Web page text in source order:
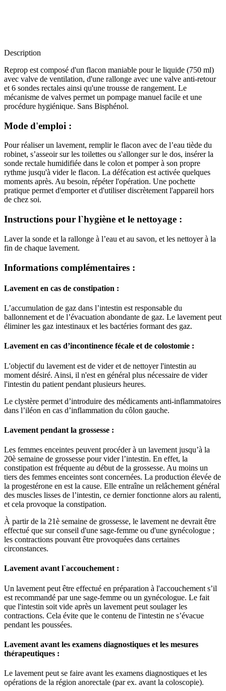
Description
Reprop est composé d'un flacon maniable pour le liquide (750 ml)
avec valve de ventilation, d'une rallonge avec une valve anti-retour
et 6 sondes rectales ainsi qu'une trousse de rangement. Le
mécanisme de valves permet un pompage manuel facile et une
procédure hygiénique. Sans Bisphénol.
Mode d'emploi :
Pour réaliser un lavement, remplir le flacon avec de l’eau tiède du
robinet, s’asseoir sur les toilettes ou s'allonger sur le dos, insérer la
sonde rectale humidifiée dans le colon et pomper à son propre
rythme jusqu'à vider le flacon. La défécation est activée quelques
moments après. Au besoin, répéter l'opération. Une pochette
pratique permet d'emporter et d'utiliser discrètement l'appareil hors
de chez soi.
Instructions pour l`hygiène et le nettoyage :
Laver la sonde et la rallonge à l’eau et au savon, et les nettoyer à la
fin de chaque lavement.
Informations complémentaires :
Lavement en cas de constipation :
L’accumulation de gaz dans l’intestin est responsable du
ballonnement et de l’évacuation abondante de gaz. Le lavement peut
éliminer les gaz intestinaux et les bactéries formant des gaz.
Lavement en cas d’incontinence fécale et de colostomie :
L'objectif du lavement est de vider et de nettoyer l'intestin au
moment désiré. Ainsi, il n'est en général plus nécessaire de vider
l'intestin du patient pendant plusieurs heures.
Le clystère permet d’introduire des médicaments anti-inflammatoires
dans l’iléon en cas d’inflammation du côlon gauche.
Lavement pendant la grossesse :
Les femmes enceintes peuvent procéder à un lavement jusqu’à la
20è semaine de grossesse pour vider l’intestin. En effet, la
constipation est fréquente au début de la grossesse. Au moins un
tiers des femmes enceintes sont concernées. La production élevée de
la progestérone en est la cause. Elle entraîne un relâchement général
des muscles lisses de l’intestin, ce dernier fonctionne alors au ralenti,
et cela provoque la constipation.
À partir de la 21è semaine de grossesse, le lavement ne devrait être
effectué que sur conseil d'une sage-femme ou d'une gynécologue ;
les contractions pouvant être provoquées dans certaines
circonstances.
Lavement avant l`accouchement :
Un lavement peut être effectué en préparation à l'accouchement s’il
est recommandé par une sage-femme ou un gynécologue. Le fait
que l'intestin soit vide après un lavement peut soulager les
contractions. Cela évite que le contenu de l'intestin ne s’évacue
pendant les poussées.
Lavement avant les examens diagnostiques et les mesures
thérapeutiques :
Le lavement peut se faire avant les examens diagnostiques et les
opérations de la région anorectale (par ex. avant la coloscopie).